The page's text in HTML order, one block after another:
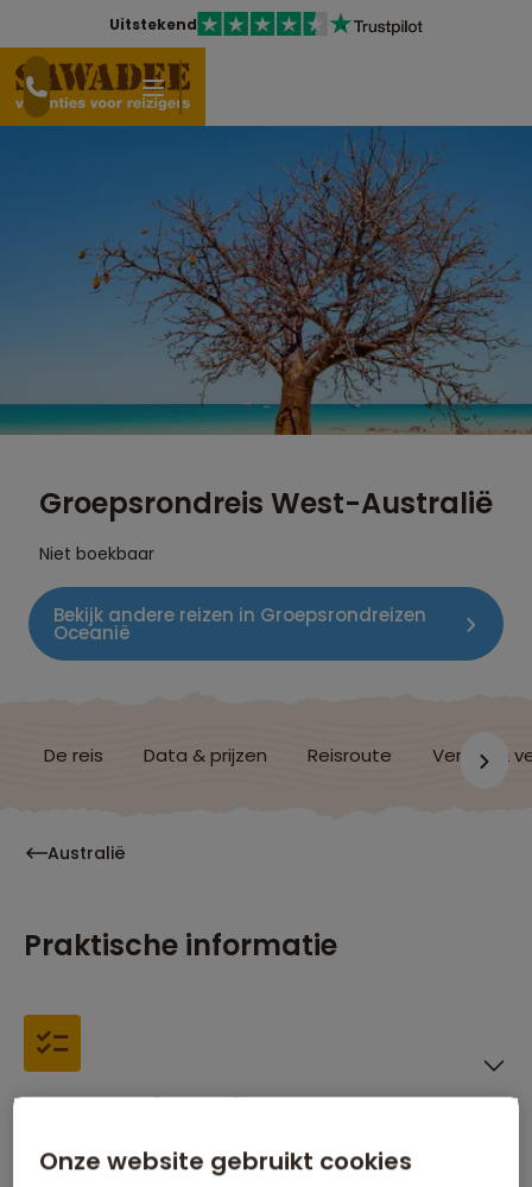
Uitstekend
Groepsrondreis West-Australië
Niet boekbaar
Bekijk andere reizen in Groepsrondreizen
Oceanië
De reis Data & prijzen Reisroute Verblijf &
Australië
Praktische informatie
Inbegrepen in de reissom
Onze website gebruikt cookies